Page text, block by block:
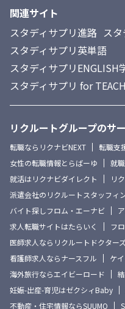
関連サイト
スタディサプリ進路 ス
スタディサプリ英単語
スタディサプリENGLISH
スタディサプリ for
リクルートグループのサ
転職ならリクナビNEXT
転職支
女性の転職情報とらばーゆ
就
就活はリクナビダイレクト
リ
派遣会社のリクルートスタッフィ
バイト探しフロム・エーナビ
求人転職サイトはたらいく
フ
医師求人ならリクルートドクター
看護師求人ならナースフル
ケ
海外旅行ならエイビーロード
妊娠-出産-育児はゼクシィBaby
不動産・住宅情報ならSUUMO